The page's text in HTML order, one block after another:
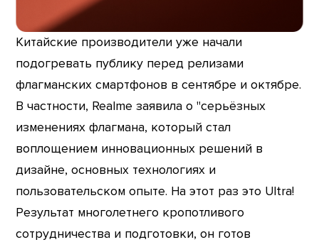
Китайские производители уже начали
подогревать публику перед релизами
флагманских смартфонов в сентябре и октябре.
В частности, Realme заявила о "серьёзных
изменениях флагмана, который стал
воплощением инновационных решений в
дизайне, основных технологиях и
пользовательском опыте. На этот раз это Ultra!
Результат многолетнего кропотливого
сотрудничества и подготовки, он готов